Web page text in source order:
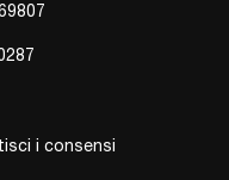
i consensi